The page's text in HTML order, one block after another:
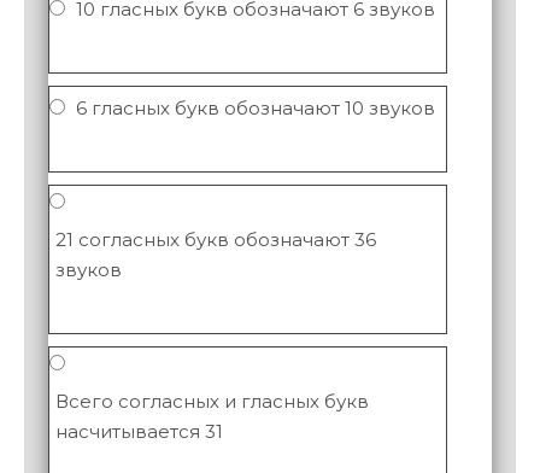
10 гласных букв обозначают 6 звуков
6 гласных букв обозначают 10 звуков
21 согласных букв обозначают 36
звуков
Всего согласных и гласных букв
насчитывается 31